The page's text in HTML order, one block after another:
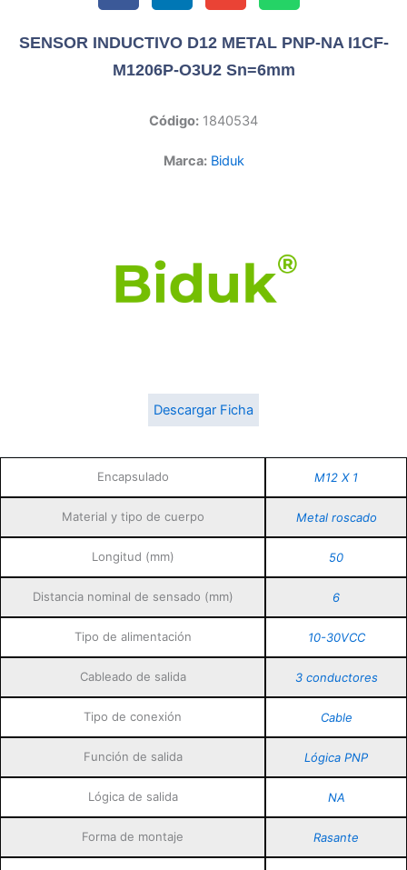
SENSOR INDUCTIVO D12 METAL PNP-NA I1CF-
M1206P-O3U2 Sn=6mm
Código: 1840534
Marca: Biduk
Descargar Ficha
Encapsulado M12 X 1
Material y tipo de cuerpo Metal roscado
Longitud (mm) 50
Distancia nominal de sensado (mm) 6
Tipo de alimentación 10-30VCC
Cableado de salida 3 conductores
Tipo de conexión Cable
Función de salida Lógica PNP
Lógica de salida NA
Forma de montaje Rasante